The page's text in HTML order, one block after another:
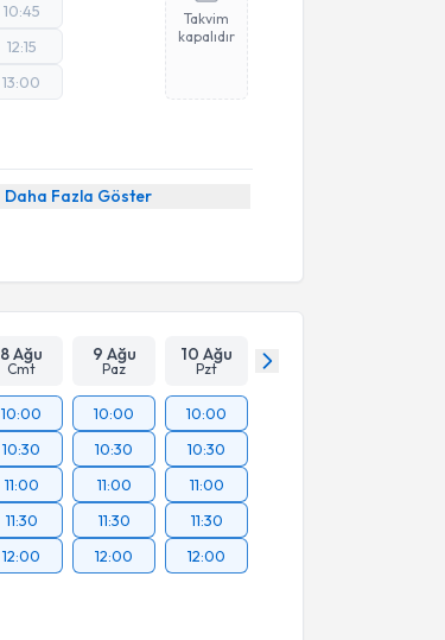
10:45
12:15
13:00
Takvim
kapalıdır
Daha Fazla Göster
8 Ağu
Cmt
9 Ağu
Paz
10 Ağu
Pzt
10:00
10:30
11:00
11:30
12:00
10:00
10:30
11:00
11:30
12:00
10:00
10:30
11:00
11:30
12:00